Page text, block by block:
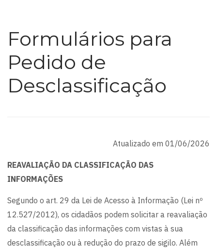
Formulários para
Pedido de
Desclassificação
Atualizado em 01/06/2026
REAVALIAÇÃO DA CLASSIFICAÇÃO DAS
INFORMAÇÕES
Segundo o art. 29 da Lei de Acesso à Informação (Lei nº
12.527/2012), os cidadãos podem solicitar a reavaliação
da classificação das informações com vistas à sua
desclassificação ou à redução do prazo de sigilo. Além